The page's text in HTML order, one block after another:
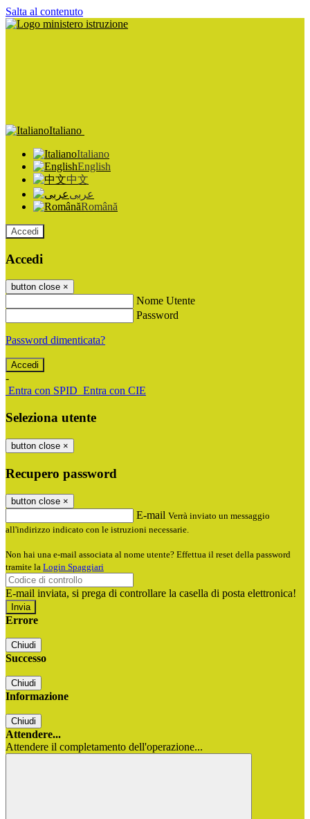
Salta al contenuto
Italiano
Italiano
English
中文
عربى
Română
Accedi
Accedi
button close ×
Nome Utente
Password
Password dimenticata?
-
Entra con SPID Entra con CIE
Seleziona utente
button close ×
Recupero password
button close ×
E-mail Verrà inviato un messaggio
all'indirizzo indicato con le istruzioni necessarie.
Non hai una e-mail associata al nome utente? Effettua il reset della password
tramite la Login Spaggiari
E-mail inviata, si prega di controllare la casella di posta elettronica!
Errore
Chiudi
Successo
Chiudi
Informazione
Chiudi
Attendere...
Attendere il completamento dell'operazione...